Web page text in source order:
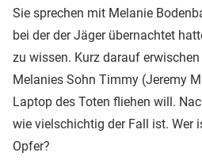
Sie sprechen mit Melanie
bei der der Jäger übernachtet
zu wissen. Kurz darauf
Melanies Sohn Timmy (Jeremy
Laptop des Toten fliehen will.
wie vielschichtig der Fall ist. Wer
Opfer?